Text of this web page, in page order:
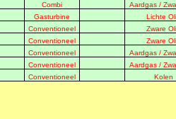
Combi Aardgas /
Gasturbine Lichte
Conventioneel Zware
Conventioneel Zware
Conventioneel Aardgas /
Conventioneel Aardgas /
Conventioneel Kolen